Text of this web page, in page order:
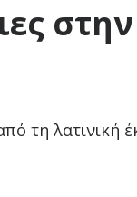
στην
τη λατινική